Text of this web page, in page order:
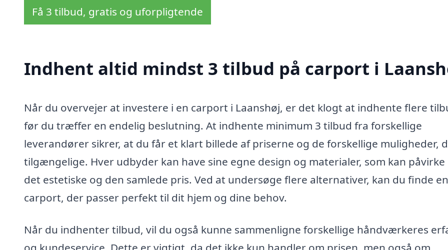
Få 3 tilbud, gratis og uforpligtende
Indhent altid mindst 3 tilbud på carport i
Når du overvejer at investere i en carport i Laanshøj, er det klogt at indhente flere
før du træffer en endelig beslutning. At indhente minimum 3 tilbud fra forskellige
leverandører sikrer, at du får et klart billede af priserne og de forskellige muligheder,
tilgængelige. Hver udbyder kan have sine egne design og materialer, som kan påvirke
det estetiske og den samlede pris. Ved at undersøge flere alternativer, kan du finde en
carport, der passer perfekt til dit hjem og dine behov.
Når du indhenter tilbud, vil du også kunne sammenligne forskellige håndværkeres